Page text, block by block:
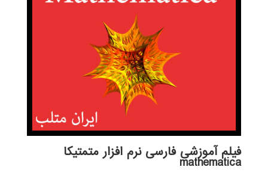
فیلم آموزشی فارسی نرم افزار متمتیکا
mathematica